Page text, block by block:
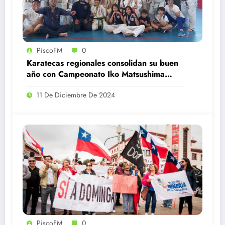
PiscoFM 0
Karatecas regionales consolidan su buen
año con Campeonato Iko Matsushima
Chile
11 De Diciembre De 2024